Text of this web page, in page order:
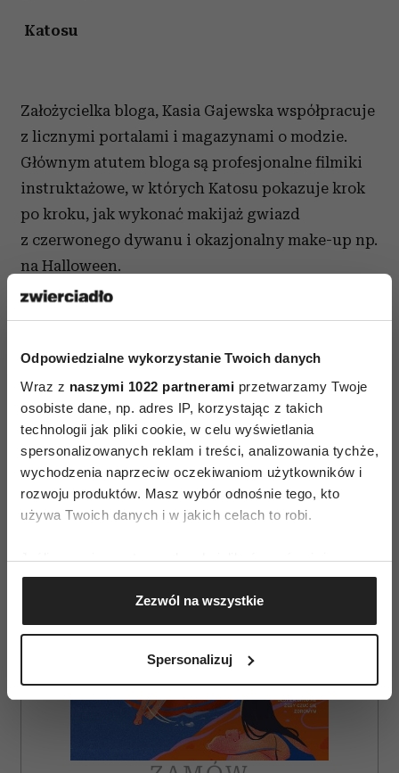
Odpowiedzialne wykorzystanie Twoich danych
Wraz z naszymi 1022 partnerami przetwarzamy Twoje
osobiste dane, np. adres IP, korzystając z takich
technologii jak pliki cookie, w celu wyświetlania
spersonalizowanych reklam i treści, analizowania tychże,
wychodzenia naprzeciw oczekiwaniom użytkowników i
rozwoju produktów. Masz wybór odnośnie tego, kto
używa Twoich danych i w jakich celach to robi.
Jeśli wyrazisz na to zgodę, chcielibyśmy również:
Gromadzić dane dotyczące Twojej lokalizacji
geograficznej z dokładnością nawet do kilku metrów
Identyfikować Twoje urządzenie, aktywnie
(fingerprinting, czyli wirtualny odcisk palca)
dane są przetwarzane oraz ustaw własne preferencje w
. W Deklaracji plików cookie możesz
zmienić lub wycofać swoją zgodę w dowolnej chwili.
Zezwól na wszystkie
Spersonalizuj
Katosu
Założycielka bloga, Kasia Gajewska współpracuje
z licznymi portalami i magazynami o modzie.
Głównym atutem bloga są profesjonalne filmiki
instruktażowe, w których Katosu pokazuje krok
po kroku, jak wykonać makijaż gwiazd
z czerwonego dywanu i okazjonalny make-up np.
na Halloween.
AUTOPROMOCJA